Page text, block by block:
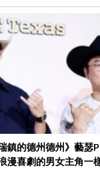
鎮的德州德州》藝瑟
漫喜劇的男女主角一